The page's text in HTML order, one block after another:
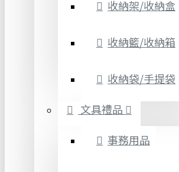
收納架/收納盒
收納籃/收納箱
收納袋/手提袋
文具禮品
事務用品